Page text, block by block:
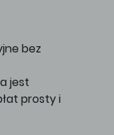
bez
jest
prosty i